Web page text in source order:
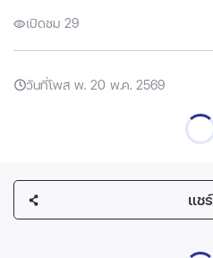
เปิดชม 29
วันที่โพส พ. 20 พ.ค. 2569
แชร์